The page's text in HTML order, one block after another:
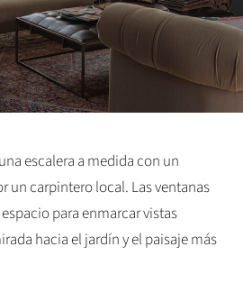
escalera a medida con un
un carpintero local. Las ventanas
para enmarcar vistas
hacia el jardín y el paisaje más